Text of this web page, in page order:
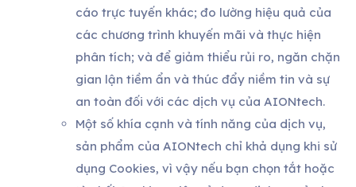
cáo trực tuyến khác; đo lường hiệu quả của
các chương trình khuyến mãi và thực hiện
phân tích; và để giảm thiểu rủi ro, ngăn chặn
gian lận tiềm ẩn và thúc đẩy niềm tin và sự
an toàn đối với các dịch vụ của AIONtech.
Một số khía cạnh và tính năng của dịch vụ,
sản phẩm của AIONtech chỉ khả dụng khi sử
dụng Cookies, vì vậy nếu bạn chọn tắt hoặc